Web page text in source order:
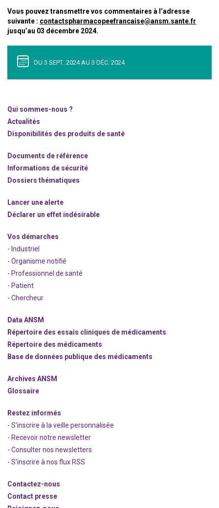
Vous pouvez transmettre vos commentaires à l’adresse
suivante : contactspharmacopeefrancaise@ansm.sante.fr
jusqu’au 03 décembre 2024.
DU 3 SEPT. 2024 AU 3 DÉC. 2024
Qui sommes-nous ?
Actualités
Disponibilités des produits de santé
Documents de référence
Informations de sécurité
Dossiers thématiques
Lancer une alerte
Déclarer un effet indésirable
Vos démarches
- Industriel
- Organisme notifié
- Professionnel de santé
- Patient
- Chercheur
Data ANSM
Répertoire des essais cliniques de médicaments
Répertoire des médicaments
Base de données publique des médicaments
Archives ANSM
Glossaire
Restez informés
- S'inscrire à la veille personnalisée
- Recevoir notre newsletter
- Consulter nos newsletters
- S'inscrire à nos flux RSS
Contactez-nous
Contact presse